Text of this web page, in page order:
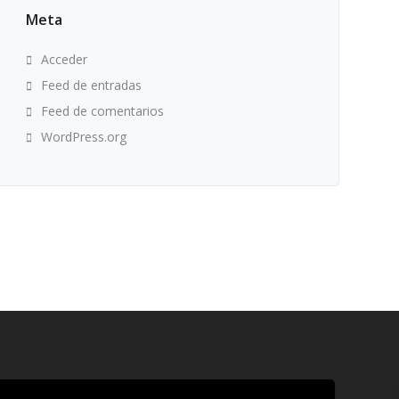
Meta
Acceder
Feed de entradas
Feed de comentarios
WordPress.org